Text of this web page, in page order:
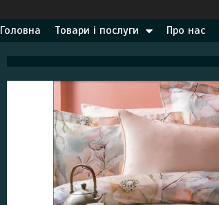
Головна Товари і послуги Про нас